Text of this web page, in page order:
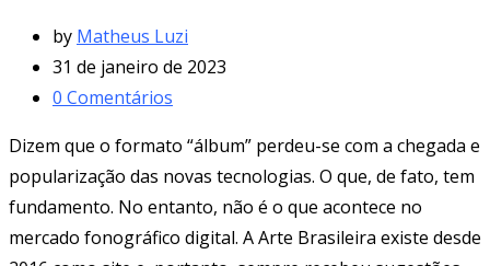
by Matheus Luzi
31 de janeiro de 2023
0 Comentários
Dizem que o formato “álbum” perdeu-se com a chegada e
popularização das novas tecnologias. O que, de fato, tem
fundamento. No entanto, não é o que acontece no
mercado fonográfico digital. A Arte Brasileira existe desde